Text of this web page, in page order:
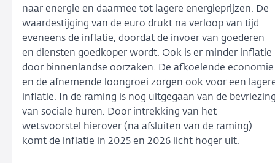
naar energie en daarmee tot lagere energieprijzen. De
waardestijging van de euro drukt na verloop van tijd
eveneens de inflatie, doordat de invoer van goederen
en diensten goedkoper wordt. Ook is er minder inflatie
door binnenlandse oorzaken. De afkoelende economie
en de afnemende loongroei zorgen ook voor een
inflatie. In de raming is nog uitgegaan van de
van sociale huren. Door intrekking van het
wetsvoorstel hierover (na afsluiten van de raming)
komt de inflatie in 2025 en 2026 licht hoger uit.